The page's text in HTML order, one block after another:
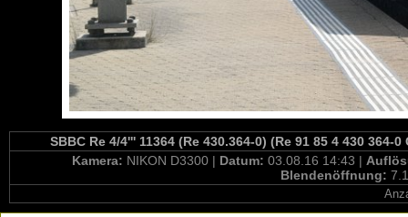
SBBC Re 4/4''' 11364 (Re 430.364-0) (Re 91 85 4 430 364-
Kamera: NIKON D3300 | Datum: 03.08.16 14:43 |
Blendenöffnung: